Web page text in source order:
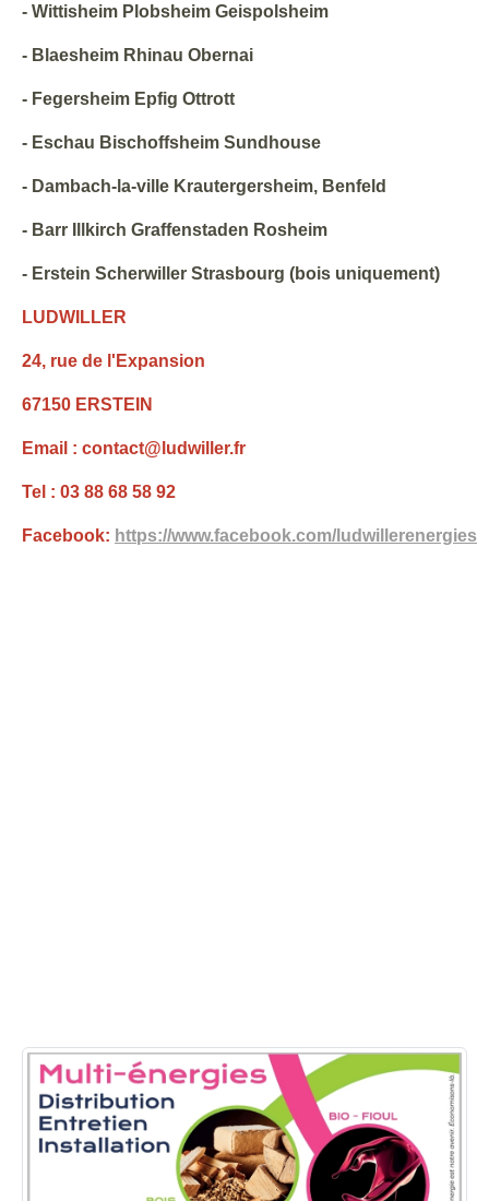
- Wittisheim Plobsheim Geispolsheim
- Blaesheim Rhinau Obernai
- Fegersheim Epfig Ottrott
- Eschau Bischoffsheim Sundhouse
- Dambach-la-ville Krautergersheim, Benfeld
- Barr Illkirch Graffenstaden Rosheim
- Erstein Scherwiller Strasbourg (bois uniquement)
LUDWILLER
24, rue de l'Expansion
67150 ERSTEIN
Email : contact@ludwiller.fr
Tel : 03 88 68 58 92
Facebook: https://www.facebook.com/ludwillerenergies